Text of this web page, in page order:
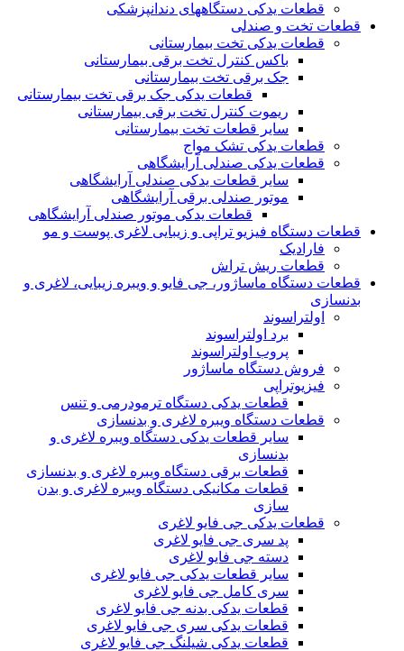
قطعات یدکی دستگاههای دندانپزشکی
قطعات تخت و صندلی
قطعات یدکی تخت بیمارستانی
باکس کنترل تخت برقی بیمارستانی
جک برقی تخت بیمارستانی
قطعات یدکی جک برقی تخت بیمارستانی
ریموت کنترل تخت برقی بیمارستانی
سایر قطعات تخت بیمارستانی
قطعات یدکی تشک مواج
قطعات یدکی صندلی آرایشگاهی
سایر قطعات یدکی صندلی آرایشگاهی
موتور صندلی برقی آرایشگاهی
قطعات یدکی موتور صندلی آرایشگاهی
قطعات دستگاه فیزیو تراپی و زیبایی لاغری پوست و مو
فارادیک
قطعات ریش تراش
قطعات دستگاه ماساژور، جی فایو و ویبره زیبایی، لاغری و
بدنسازی
اولتراسوند
برد اولتراسوند
پروب اولتراسوند
فروش دستگاه ماساژور
فیزیوتراپی
قطعات یدکی دستگاه ترمودرمی و تنس
قطعات دستگاه ویبره لاغری و بدنسازی
سایر قطعات یدکی دستگاه ویبره لاغری و
بدنسازی
قطعات برقی دستگاه ویبره لاغری و بدنسازی
قطعات مکانیکی دستگاه ویبره لاغری و بدن
سازی
قطعات یدکی جی فایو لاغری
پد سری جی فایو لاغری
دسته جی فایو لاغری
سایر قطعات یدکی جی فایو لاغری
سری کامل جی فایو لاغری
قطعات یدکی بدنه جی فایو لاغری
قطعات یدکی سری جی فایو لاغری
قطعات یدکی شیلنگ جی فایو لاغری